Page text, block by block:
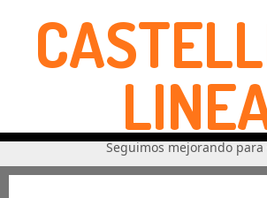
Seguimos mejorando para